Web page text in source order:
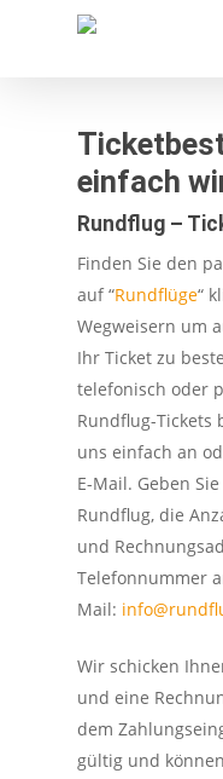
einfach
Rundflug –
Finden Sie den
auf “Rundflüge“
Wegweisern um
Ihr Ticket zu
telefonisch oder
Rundflug-Tickets
uns einfach an
E-Mail. Geben
Rundflug, die
und
Telefonnummer
Mail:
Wir schicken
und eine
dem
gültig und